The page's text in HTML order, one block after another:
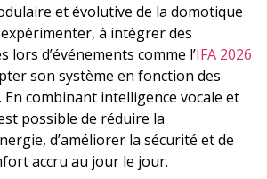
et évolutive de la domotique
à intégrer des
lors d’événements comme l’IFA 2026
son système en fonction des
En combinant intelligence vocale et
possible de réduire la
d’améliorer la sécurité et de
accru au jour le jour.